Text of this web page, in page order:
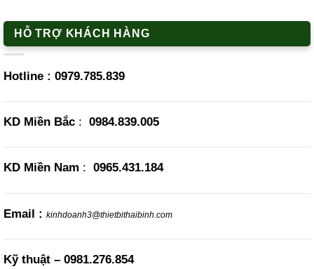
HỖ TRỢ KHÁCH HÀNG
Hotline : 0979.785.839
KD Miền Bắc : 0984.839.005
KD Miền Nam : 0965.431.184
Email : kinhdoanh3@thietbithaibinh.com
Kỹ thuật – 0981.276.854